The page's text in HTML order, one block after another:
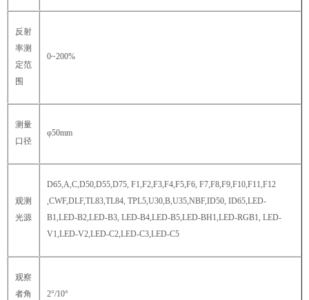
反射
率测
定范
围
0~200%
测量
口径
φ50mm
观测
光源
D65,A,C,D50,D55,D75, F1,F2,F3,F4,F5,F6, F7,F8,F9,F10,F11,F12
,CWF,DLF,TL83,TL84, TPL5,U30,B,U35,NBF,ID50, ID65,LED-
B1,LED-B2,LED-B3, LED-B4,LED-B5,LED-BH1,LED-RGB1, LED-
V1,LED-V2,LED-C2,LED-C3,LED-C5
观察
者角
2°/10°